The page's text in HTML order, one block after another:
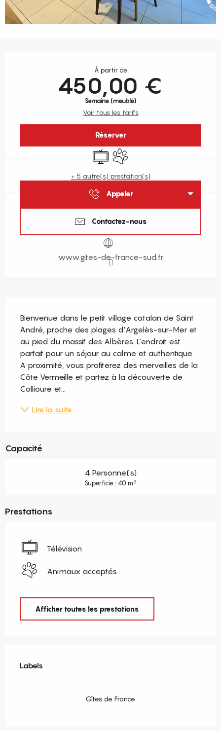
À partir de
450,00 €
Semaine (meublé)
Voir tous les tarifs
Réserver
TélévisionAnimaux acceptés
+ 5 autre(s) prestation(s)
Appeler
Contactez-nous
www.gites-de-france-sud.fr
Bienvenue dans le petit village catalan de Saint
André, proche des plages d'Argelès-sur-Mer et
au pied du massif des Albères. L'endroit est
parfait pour un séjour au calme et authentique.
A proximité, vous profiterez des merveilles de la
Côte Vermeille et partez à la découverte de
Collioure et...
Lire la suite
Capacité
4 Personne(s)
Superficie : 40 m2
Prestations
Télévision
Animaux acceptés
Afficher toutes les prestations
Labels
Labels
Gîtes de France